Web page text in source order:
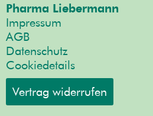
Pharma Liebermann
Impressum
AGB
Datenschutz
Cookiedetails
Vertrag widerrufen